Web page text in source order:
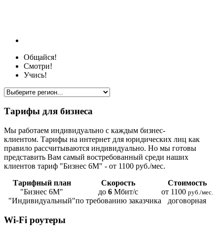
Общайся!
Смотри!
Учись!
Тарифы для бизнеса
Мы работаем индивидуально с каждым бизнес-
клиентом. Тарифы на интернет для юридических лиц как
правило рассчитываются индивидуально. Но мы готовы
представить Вам самый востребованный среди наших
клиентов тариф "Бизнес 6М" - от 1100 руб./мес.
Тарифный план
Скорость
Стоимость
"Бизнес 6М"
до 6 Мбит/с от 1100 руб./мес.
"Индивидуальный"по требованию заказчика договорная
Wi-Fi роутеры